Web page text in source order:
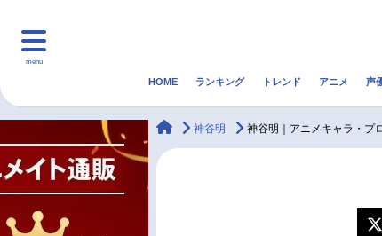
menu
マンガ・ラノベ
HOME ランキング トレンド アニメ 声
animateTimes
神谷明 神谷明｜アニメキャラ・プ